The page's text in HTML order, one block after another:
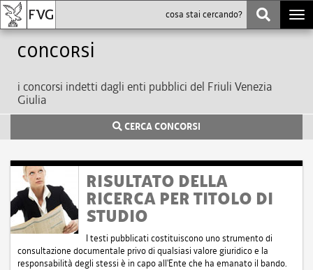
Concorsi
i concorsi indetti dagli enti pubblici del Friuli Venezia
Giulia
CERCA CONCORSI
RISULTATO DELLA
RICERCA PER TITOLO DI
STUDIO
I testi pubblicati costituiscono uno strumento di
consultazione documentale privo di qualsiasi valore giuridico e la
responsabilità degli stessi è in capo all'Ente che ha emanato il bando.